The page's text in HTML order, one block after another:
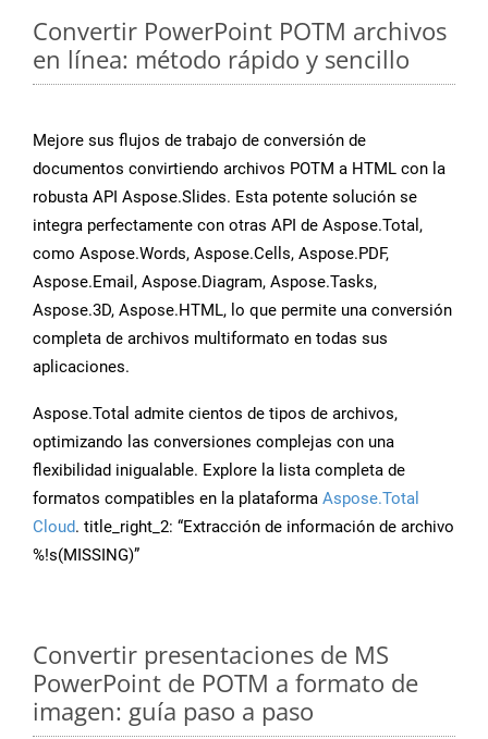
Convertir PowerPoint POTM archivos
en línea: método rápido y sencillo
Mejore sus flujos de trabajo de conversión de
documentos convirtiendo archivos POTM a HTML con la
robusta API Aspose.Slides. Esta potente solución se
integra perfectamente con otras API de Aspose.Total,
como Aspose.Words, Aspose.Cells, Aspose.PDF,
Aspose.Email, Aspose.Diagram, Aspose.Tasks,
Aspose.3D, Aspose.HTML, lo que permite una conversión
completa de archivos multiformato en todas sus
aplicaciones.
Aspose.Total admite cientos de tipos de archivos,
optimizando las conversiones complejas con una
flexibilidad inigualable. Explore la lista completa de
formatos compatibles en la plataforma Aspose.Total
Cloud. title_right_2: “Extracción de información de archivo
%!s(MISSING)”
Convertir presentaciones de MS
PowerPoint de POTM a formato de
imagen: guía paso a paso